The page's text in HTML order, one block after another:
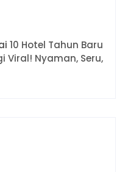
10 Hotel Tahun Baru
Viral! Nyaman, Seru,